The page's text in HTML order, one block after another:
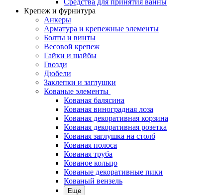
Крепеж и фурнитура
Анкеры
Арматура и крепежные элементы
Болты и винты
Весовой крепеж
Гайки и шайбы
Гвозди
Дюбели
Заклепки и заглушки
Кованые элементы
Кованая балясина
Кованая виноградная лоза
Кованая декоративная корзина
Кованая декоративная розетка
Кованая заглушка на столб
Кованая полоса
Кованая труба
Кованое кольцо
Кованые декоративные пики
Кованый вензель
Еще